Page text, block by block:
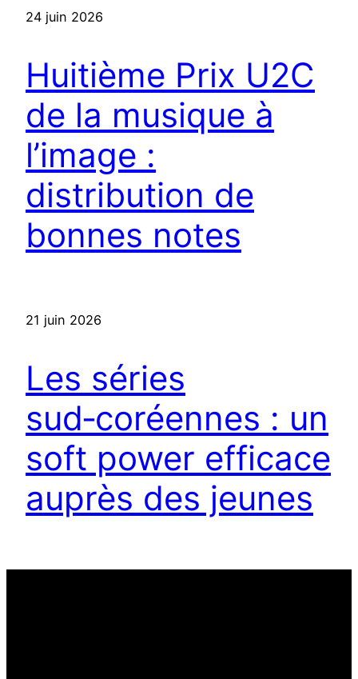
24 juin 2026
Huitième Prix U2C
de la musique à
l’image :
distribution de
bonnes notes
21 juin 2026
Les séries
sud‑coréennes : un
soft power efficace
auprès des jeunes